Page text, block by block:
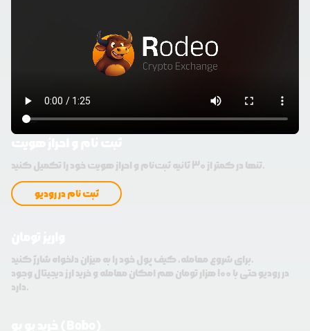
تنها در کمتر از 30 ثانیه ثبت‌نام و احراز هویت خود را تکمیل کنید.
ثبت نام در رودیو
برای شروع معامله، کیف پول خود را به میزان دلخواه شارژ کنید.
در رودیو حتی با 100 هزار تومان هم امکان معامله و خرید ارز دیجیتال وجود
دارد.